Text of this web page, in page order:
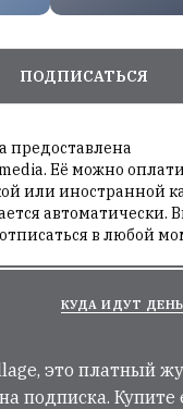
ПОДПИСАТЬСЯ
предоставлена
Её можно
или иностранной
автоматически.
в любой
КУДА ИДУТ
это платный
подписка. Купите